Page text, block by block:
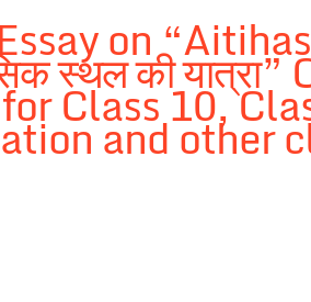
on
स्थल की
Class 10,
and other